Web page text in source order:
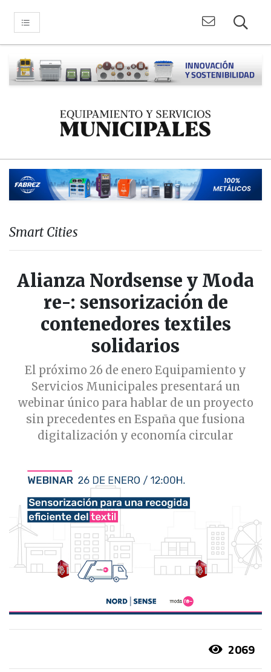
Smart Cities
Alianza Nordsense y Moda
re-: sensorización de
contenedores textiles
solidarios
El próximo 26 de enero Equipamiento y
Servicios Municipales presentará un
webinar único para hablar de un proyecto
sin precedentes en España que fusiona
digitalización y economía circular
2069